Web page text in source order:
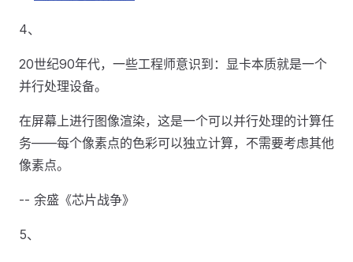
4、
20世纪90年代，一些工程师意识到：显卡本质就是一个
并行处理设备。
在屏幕上进行图像渲染，这是一个可以并行处理的计算任
务——每个像素点的色彩可以独立计算，不需要考虑其他
像素点。
-- 余盛《芯片战争》
5、